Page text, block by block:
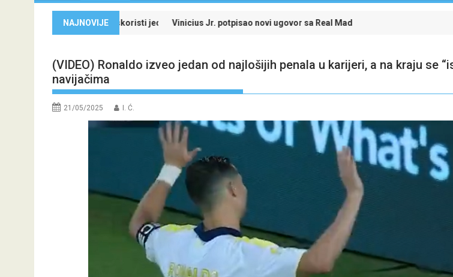
NAJNOVIJE
i iskoristi jedinstvenu ponuduVinicius Jr. potpisao novi ugovor sa Real Madridom i okončao neizvijesnost oko svoje
Evropski četvrtak zanimljiviji
(VIDEO) Ronaldo izveo jedan od najlošijih penala u karijeri, a na kraju se
navijačima
21/05/2025 I. Ć.